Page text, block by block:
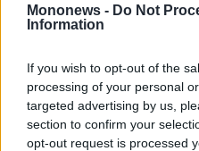
Mononews - Do Not
Information
If you wish to opt-out of the
processing of your personal
targeted advertising by us,
section to confirm your
opt-out request is processed
με ομάδες που
επαγγελματικά
πραγματικού
σημείο σε τέτοιες
τεχνική